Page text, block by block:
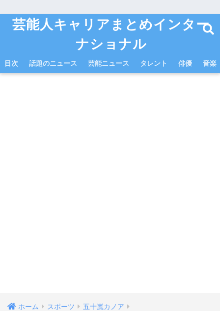
芸能人キャリアまとめインター
ナショナル
目次 話題のニュース 芸能ニュース タレント 俳優 音楽
ホーム スポーツ 五十嵐カノア